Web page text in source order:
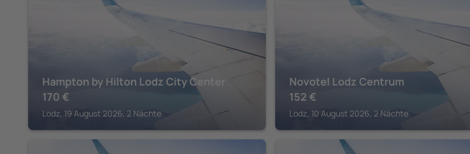
Hampton by Hilton Lodz City Center
170 €
Lodz, 19 August 2026, 2 Nächte
Novotel Lodz Centrum
152 €
Lodz, 10 August 2026, 2 Nächte